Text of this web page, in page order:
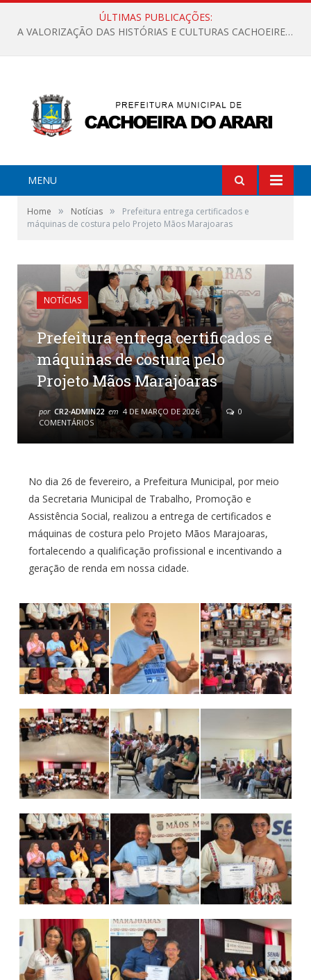
ÚLTIMAS PUBLICAÇÕES:
A VALORIZAÇÃO DAS HISTÓRIAS E CULTURAS CACHOEIRENSES
MENU
Home » Notícias »
Prefeitura entrega certificados e
máquinas de costura pelo Projeto Mãos Marajoaras
NOTÍCIAS
Prefeitura entrega certificados e
máquinas de costura pelo
Projeto Mãos Marajoaras
por CR2-ADMIN22 em 4 DE MARÇO DE 2026
0
COMENTÁRIOS
No dia 26 de fevereiro, a Prefeitura Municipal, por meio
da Secretaria Municipal de Trabalho, Promoção e
Assistência Social, realizou a entrega de certificados e
máquinas de costura pelo Projeto Mãos Marajoaras,
fortalecendo a qualificação profissional e incentivando a
geração de renda em nossa cidade.